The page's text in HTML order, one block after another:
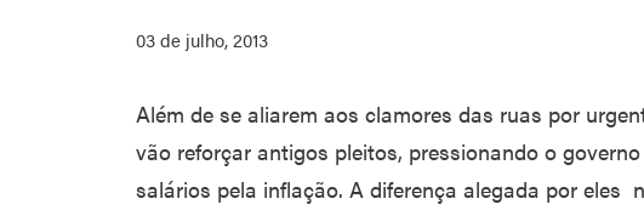
03 de julho, 2013
Além de se aliarem aos clamores das ruas por
vão reforçar antigos pleitos, pressionando o
salários pela inflação. A diferença alegada por eles